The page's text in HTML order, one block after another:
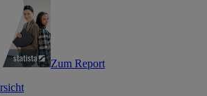
Zum Report